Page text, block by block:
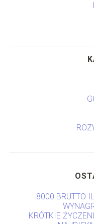
8000 BRUTTO
KRÓTKIE